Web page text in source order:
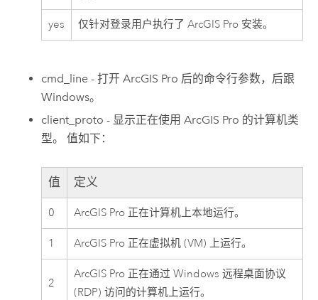
yes 仅针对登录用户执行了ArcGIS Pro 安装。
cmd_line - 打开ArcGIS Pro 后的命令行参数，后跟
Windows。
client_proto - 显示正在使用ArcGIS Pro 的计算机类
型。 值如下：
值 定义
0 ArcGIS Pro 正在计算机上本地运行。
1 ArcGIS Pro 正在虚拟机 (VM) 上运行。
2
ArcGIS Pro 正在通过Windows 远程桌面协议
(RDP) 访问的计算机上运行。